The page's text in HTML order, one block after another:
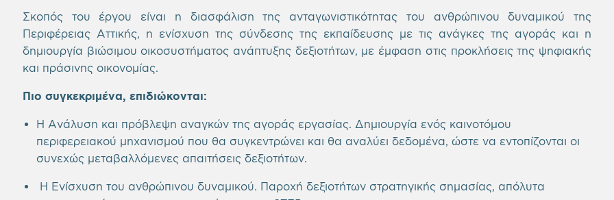
Σκοπός του έργου είναι η διασφάλιση της ανταγωνιστικότητας του ανθρώπινου δυναμικού της
Περιφέρειας Αττικής, η ενίσχυση της σύνδεσης της εκπαίδευσης με τις ανάγκες της αγοράς και η
δημιουργία βιώσιμου οικοσυστήματος ανάπτυξης δεξιοτήτων, με έμφαση στις προκλήσεις της ψηφιακής
και πράσινης οικονομίας.
Πιο συγκεκριμένα, επιδιώκονται:
Η Ανάλυση και πρόβλεψη αναγκών της αγοράς εργασίας. Δημιουργία ενός καινοτόμου
περιφερειακού μηχανισμού που θα συγκεντρώνει και θα αναλύει δεδομένα, ώστε να εντοπίζονται οι
συνεχώς μεταβαλλόμενες απαιτήσεις δεξιοτήτων.
Η Ενίσχυση του ανθρώπινου δυναμικού. Παροχή δεξιοτήτων στρατηγικής σημασίας, απόλυτα